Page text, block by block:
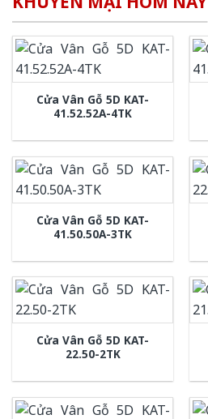
Cửa Vân Gỗ 5D KAT-
41.52.52A-4TK
Cửa Vân Gỗ 5D KAT-
41.50.50A-3TK
Cửa Vân Gỗ 5D KAT-
22.50-2TK